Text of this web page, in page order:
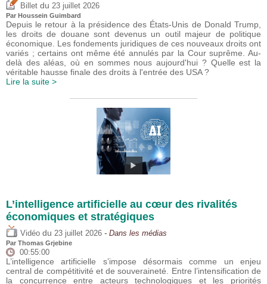
Billet du 23 juillet 2026
Par Houssein Guimbard
Depuis le retour à la présidence des États-Unis de Donald Trump,
les droits de douane sont devenus un outil majeur de politique
économique. Les fondements juridiques de ces nouveaux droits ont
variés ; certains ont même été annulés par la Cour suprême. Au-
delà des aléas, où en sommes nous aujourd'hui ? Quelle est la
véritable hausse finale des droits à l'entrée des USA ?
Lire la suite >
L’intelligence artificielle au cœur des rivalités
économiques et stratégiques
Vidéo du 23 juillet 2026 - Dans les médias
Par Thomas Grjebine
00:55:00
L’intelligence artificielle s’impose désormais comme un enjeu
central de compétitivité et de souveraineté. Entre l’intensification de
la concurrence entre acteurs technologiques et les priorités